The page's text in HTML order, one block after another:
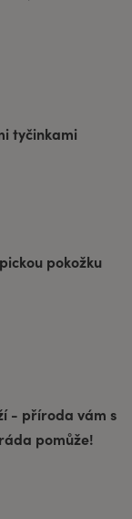
tyčinkami
pokožku
- příroda vám s
pomůže!